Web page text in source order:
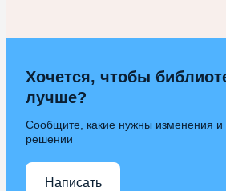
Хочется, чтобы
лучше?
Сообщите, какие нужны изменения и
решении
Написать